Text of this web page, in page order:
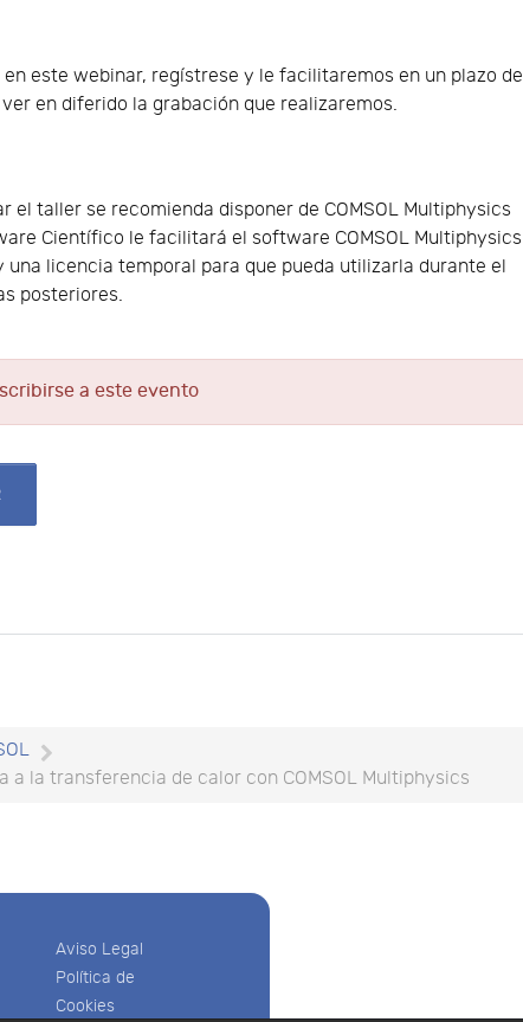
este webinar, regístrese y le facilitaremos en un plazo de
en diferido la grabación que realizaremos.
el taller se recomienda disponer de COMSOL Multiphysics
Científico le facilitará el software COMSOL Multiphysics
una licencia temporal para que pueda utilizarla durante el
posteriores.
a este evento
la transferencia de calor con COMSOL Multiphysics
Aviso Legal
Política de
Cookies